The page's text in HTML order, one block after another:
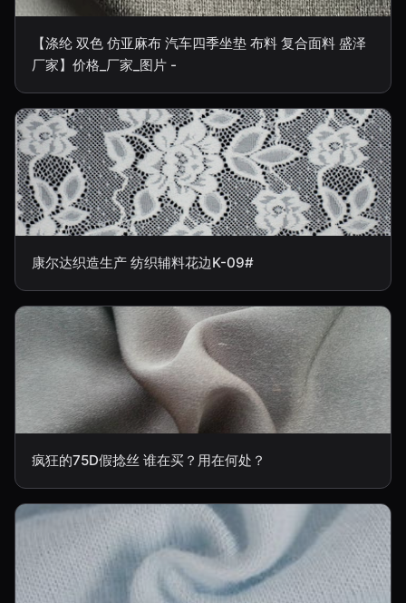
【涤纶 双色 仿亚麻布 汽车四季坐垫 布料 复合面料 盛泽
厂家】价格_厂家_图片 -
康尔达织造生产 纺织辅料花边K-09#
疯狂的75D假捻丝 谁在买？用在何处？